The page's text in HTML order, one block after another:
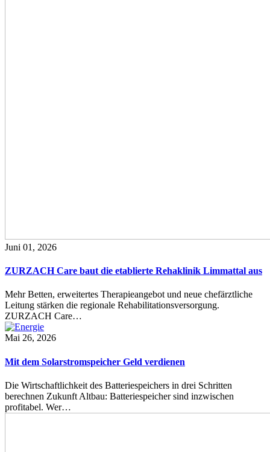
Juni 01, 2026
ZURZACH Care baut die etablierte Rehaklinik Limmattal aus
Mehr Betten, erweitertes Therapieangebot und neue chefärztliche
Leitung stärken die regionale Rehabilitationsversorgung.
ZURZACH Care…
Mai 26, 2026
Mit dem Solarstromspeicher Geld verdienen
Die Wirtschaftlichkeit des Batteriespeichers in drei Schritten
berechnen Zukunft Altbau: Batteriespeicher sind inzwischen
profitabel. Wer…